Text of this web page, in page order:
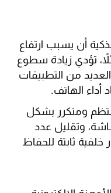
أن يسبب ارتفاع
تؤدي زيادة سطوع
من التطبيقات
أداء الهاتف.
ومتكرر بشكل
وتقليل عدد
خلفية ثابتة للحفاظ